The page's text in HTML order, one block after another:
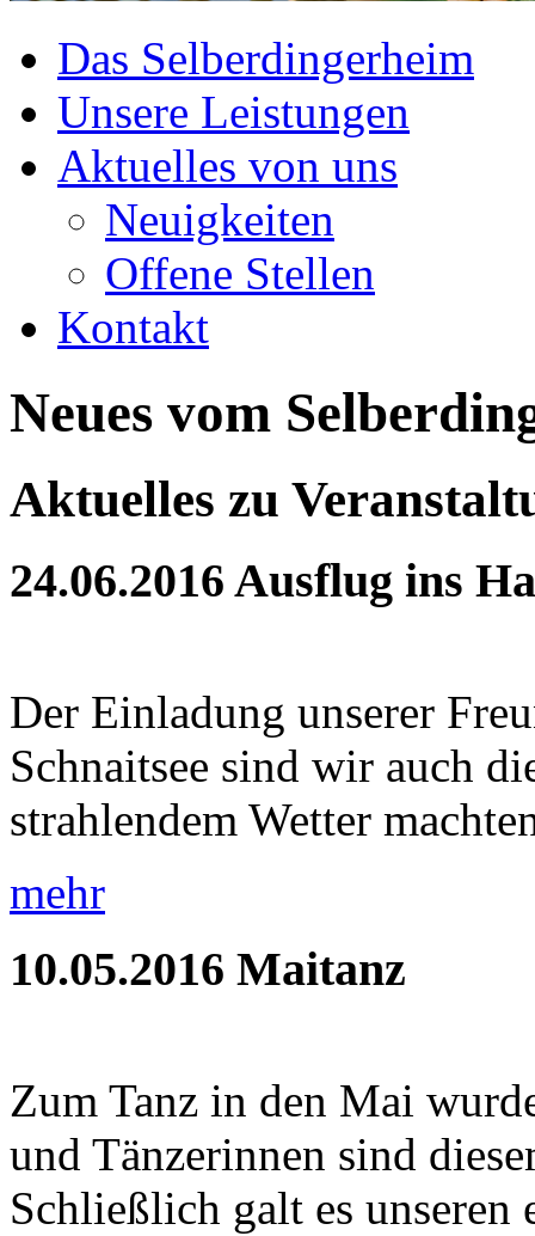
Das Selberdingerheim
Unsere Leistungen
Aktuelles von uns
Neuigkeiten
Offene Stellen
Kontakt
Neues vom
Aktuelles zu
24.06.2016 Ausflug ins
Der Einladung unserer
Schnaitsee sind wir auch
strahlendem Wetter
mehr
10.05.2016 Maitanz
Zum Tanz in den Mai
und Tänzerinnen sind
Schließlich galt es unseren